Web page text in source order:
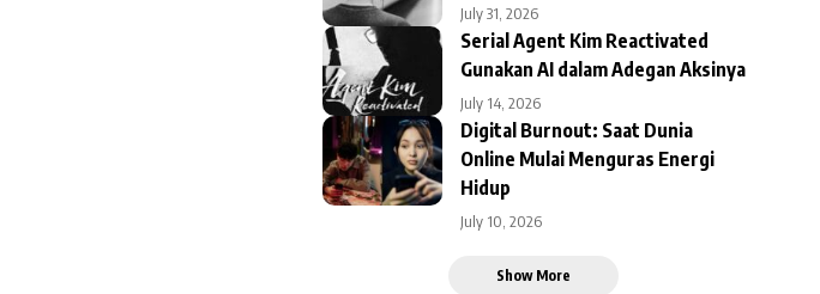
July 31, 2026
Serial Agent Kim Reactivated
Gunakan AI dalam Adegan Aksinya
July 14, 2026
Digital Burnout: Saat Dunia
Online Mulai Menguras Energi
Hidup
July 10, 2026
Show More